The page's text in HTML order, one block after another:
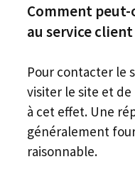
Comment peut-
au service client
Pour contacter le
visiter le site et
à cet effet. Une
généralement
raisonnable.